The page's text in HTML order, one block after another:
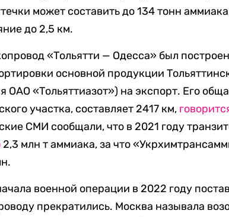
может составить до 134 тонн
до 2,5 км.
«Тольятти — Одесса» был
основной продукции
ОАО «Тольяттиазот») на экспорт. Его
участка, составляет 2417 км,
СМИ сообщали, что в 2021 году
2,3 млн т аммиака, за что
военной операции в 2022 году
прекратились. Москва называла